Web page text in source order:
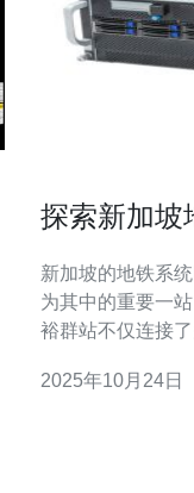
探索新加坡
新加坡的地铁系
为其中的重要一
裕群站不仅连接
这篇文章中，我
2025年10月24日